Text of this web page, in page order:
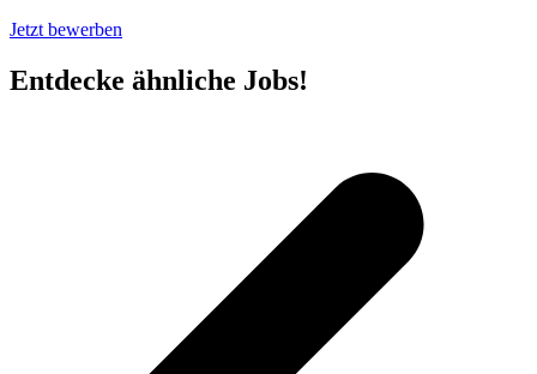
Jetzt bewerben
Entdecke ähnliche Jobs!